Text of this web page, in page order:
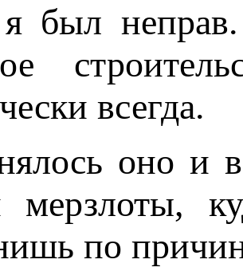
был неправ.
всегда.
оно и
мерзлоты,
по